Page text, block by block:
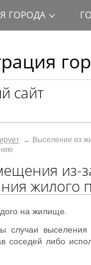
сайт
ГОРОДА
Выселение из
из-
на жилище.
случаи
соседей либо